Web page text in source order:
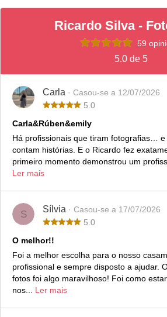
Ricardo Silva -
59
5.0 de 5
Carla · Casou-se a 12/07/2026
5.0
Carla&Rúben&emily
Há profissionais que tiram fotografias…
contam histórias. E o Ricardo fez
primeiro momento demonstrou um
Ler mais
S Sílvia · Casou-se a 17/07/2026
5.0
O melhor!!
Foi a melhor escolha para o nosso
profissional e sempre disposto a ajudar.
fotos foi algo maravilhoso! Foi como
nos... Ler mais